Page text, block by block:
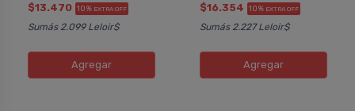
$13.470 10% EXTRA OFF
Sumás 2.099 Leloir$
Agregar
$16.354 10% EXTRA OFF
Sumás 2.227 Leloir$
Agregar